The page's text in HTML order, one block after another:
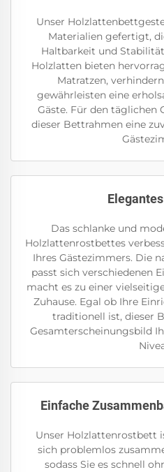
Unser
Materialien gefertigt,
Haltbarkeit und
Holzlatten bieten
Matratzen,
gewährleisten eine
Gäste. Für den täglichen
dieser Bettrahmen eine
Das schlanke und
Holzlattenrostbettes
Ihres Gästezimmers. Die
passt sich verschiedenen
macht es zu einer
Zuhause. Egal ob Ihre
traditionell ist, dieser
Gesamterscheinungsbild
Einfache
Unser Holzlattenrostbett
sich problemlos
sodass Sie es schnell